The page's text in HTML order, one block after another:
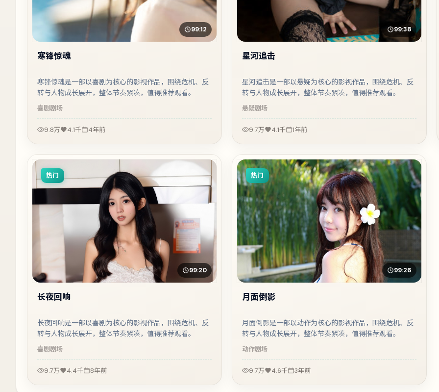
99:12
寒锋惊魂
寒锋惊魂是一部以喜剧为核心的影视作品，围绕危机、反
转与人物成长展开，整体节奏紧凑，值得推荐观看。
喜剧剧场
9.8万 4.1千 4年前
99:38
星河追击
星河追击是一部以悬疑为核心的影视作品，围绕危机、反
转与人物成长展开，整体节奏紧凑，值得推荐观看。
悬疑剧场
9.7万 4.1千 1年前
热门
99:20
长夜回响
长夜回响是一部以喜剧为核心的影视作品，围绕危机、反
转与人物成长展开，整体节奏紧凑，值得推荐观看。
喜剧剧场
9.7万 4.4千 8年前
热门
99:26
月面倒影
月面倒影是一部以动作为核心的影视作品，围绕危机、反
转与人物成长展开，整体节奏紧凑，值得推荐观看。
动作剧场
9.7万 4.6千 3年前